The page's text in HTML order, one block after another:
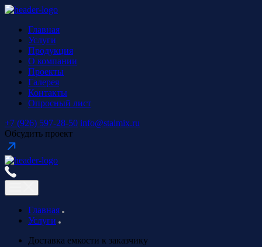
Главная
Услуги
Продукция
О компании
Проекты
Галерея
Контакты
Опросный лист
+7 (926) 597-28-50 info@stalmix.ru
Обсудить проект
Главная
Услуги
Доставка емкости к заказчику